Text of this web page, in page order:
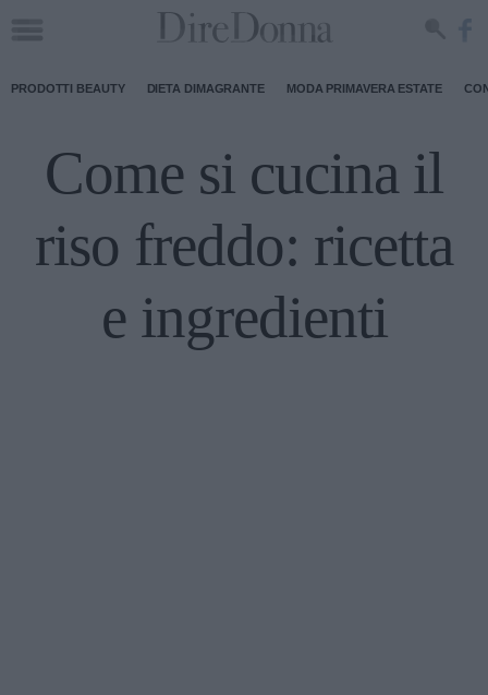
PRODOTTI BEAUTY DIETA DIMAGRANTE MODA PRIMAVERA ESTATE
Come si cucina il
riso freddo: ricetta
e ingredienti